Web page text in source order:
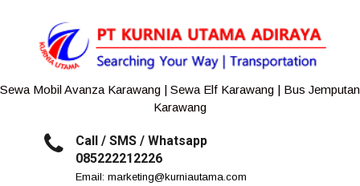
Sewa Mobil Avanza Karawang | Sewa Elf Karawang | Bus Jemputan
Karawang
Call / SMS / Whatsapp
085222212226
Email: marketing@kurniautama.com